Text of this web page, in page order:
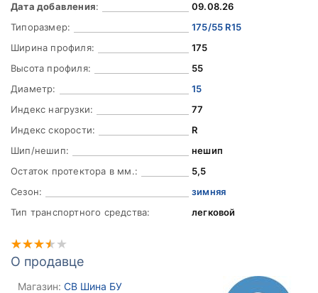
Дата добавления:
09.08.26
Типоразмер:
175/55 R15
Ширина профиля:
175
Высота профиля:
55
Диаметр:
15
Индекс нагрузки:
77
Индекс скорости:
R
Шип/нешип:
нешип
Остаток протектора в мм.:
5,5
Сезон:
зимняя
Тип транспортного средства:
легковой
О продавце
Магазин: СВ Шина БУ